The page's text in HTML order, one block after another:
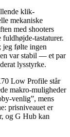
klik-
mekaniske
med shooters
tastaturer.
jeg følte ingen
var stabil — et par
lysstyrke.
Low Profile står
makro-muligheder
venlig”, mens
prisniveauet er
og G Hub kan